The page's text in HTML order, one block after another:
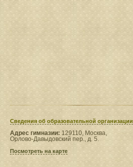
Сведения​ об образовательной организации
Адрес гимназии: 129110, Москва,
Орлово-Давыдовский пер., д. 5.
Посмотреть на карте